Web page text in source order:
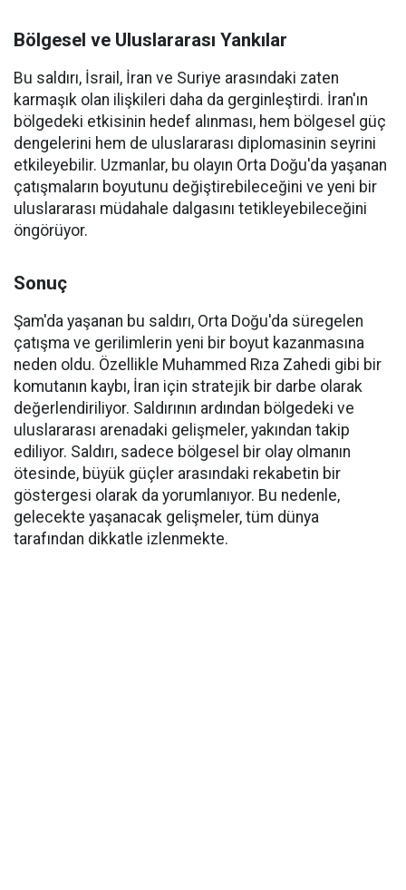
Bölgesel ve Uluslararası Yankılar
Bu saldırı, İsrail, İran ve Suriye arasındaki zaten
karmaşık olan ilişkileri daha da gerginleştirdi. İran'ın
bölgedeki etkisinin hedef alınması, hem bölgesel güç
dengelerini hem de uluslararası diplomasinin seyrini
etkileyebilir. Uzmanlar, bu olayın Orta Doğu'da yaşanan
çatışmaların boyutunu değiştirebileceğini ve yeni bir
uluslararası müdahale dalgasını tetikleyebileceğini
öngörüyor.
Sonuç
Şam'da yaşanan bu saldırı, Orta Doğu'da süregelen
çatışma ve gerilimlerin yeni bir boyut kazanmasına
neden oldu. Özellikle Muhammed Rıza Zahedi gibi bir
komutanın kaybı, İran için stratejik bir darbe olarak
değerlendiriliyor. Saldırının ardından bölgedeki ve
uluslararası arenadaki gelişmeler, yakından takip
ediliyor. Saldırı, sadece bölgesel bir olay olmanın
ötesinde, büyük güçler arasındaki rekabetin bir
göstergesi olarak da yorumlanıyor. Bu nedenle,
gelecekte yaşanacak gelişmeler, tüm dünya
tarafından dikkatle izlenmekte.